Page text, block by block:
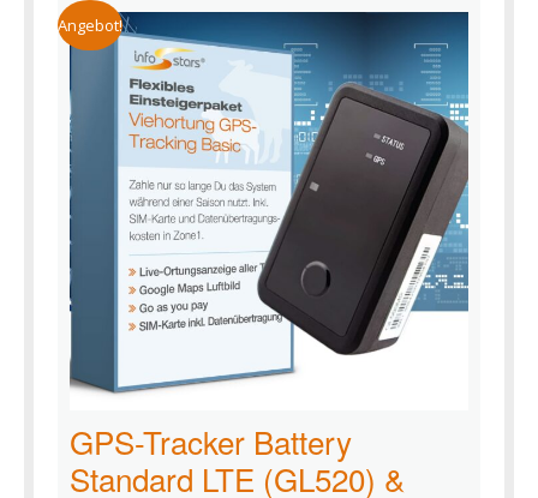
Angebot!
GPS-Tracker Battery
Standard LTE (GL520) &